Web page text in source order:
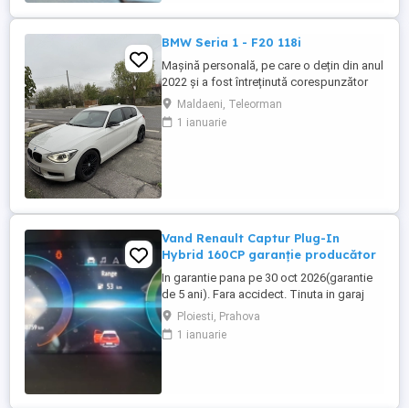
electrice, oglinzi electrice ,rabatabile ...
BMW Seria 1 - F20 118i
Mașină personală, pe care o dețin din anul
2022 și a fost întreținută corespunzător
(revizia la 8000-9000 km). Distribuție,
ambreiaj și suspensie (telescoape,
brațe+bucși)- au fost înlocuite cu un an în
Maldaeni, Teleorman
1 ianuarie
Vand Renault Captur Plug-In
Hybrid 160CP garanție producător
In garantie pana pe 30 oct 2026(garantie
de 5 ani). Fara accidect. Tinuta in garaj
(arata ca noua, nu are zgarieturi). Folosita
doar la naveta(30km zilnic). Nu are urme
de uzura, placutele si discurile nu sunt
Ploiesti, Prahova
1 ianuarie